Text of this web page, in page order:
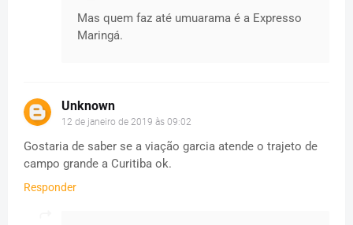
Mas quem faz até umuarama é a Expresso
Maringá.
Unknown
12 de janeiro de 2019 às 09:02
Gostaria de saber se a viação garcia atende o trajeto de
campo grande a Curitiba ok.
Responder